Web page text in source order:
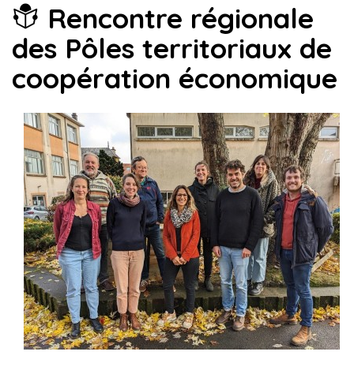
Rencontre régionale
des Pôles territoriaux de
coopération économique